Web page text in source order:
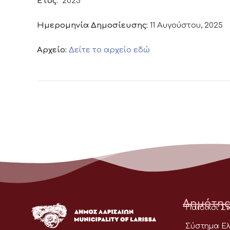
Ημερομηνία Δημοσίευσης: 11 Αυγούστου, 2025
Αρχείο: Δείτε το αρχείο εδώ
Παιδικοί
Σύστημα